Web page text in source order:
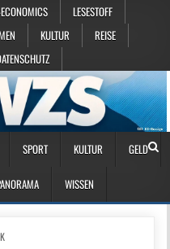
LESESTOFF
KULTUR
REISE
SPORT KULTUR GELD
WISSEN